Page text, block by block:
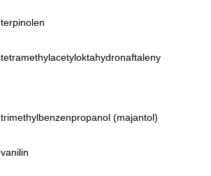
terpinolen
tetramethylacetyloktahydronaftaleny
trimethylbenzenpropanol (majantol)
vanilin